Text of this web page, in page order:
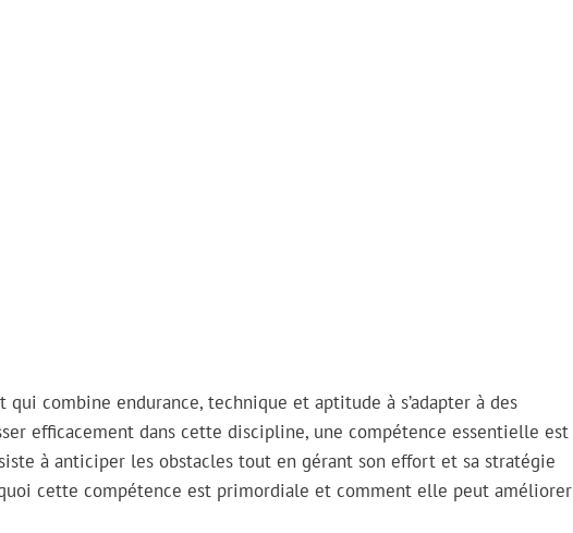
combine endurance, technique et aptitude à s’adapter à des
efficacement dans cette discipline, une compétence essentielle est
à anticiper les obstacles tout en gérant son effort et sa stratégie
cette compétence est primordiale et comment elle peut améliorer